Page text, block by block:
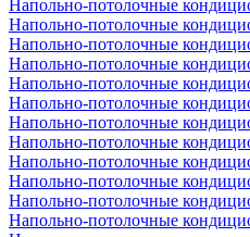
Напольно-потолочные
Напольно-потолочные
Напольно-потолочные
Напольно-потолочные
Напольно-потолочные
Напольно-потолочные
Напольно-потолочные
Напольно-потолочные
Напольно-потолочные
Напольно-потолочные
Напольно-потолочные
Напольно-потолочные